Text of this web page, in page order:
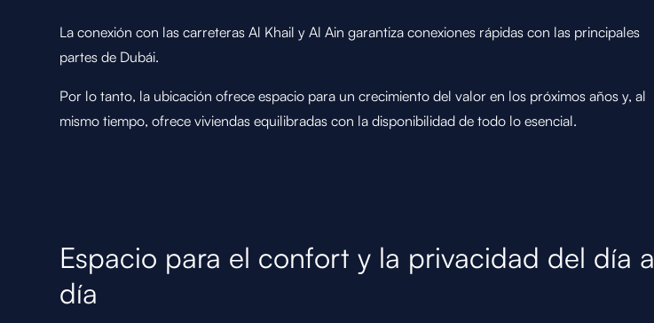
La conexión con las carreteras Al Khail y Al Ain garantiza conexiones rápidas con las principales
partes de Dubái.
Por lo tanto, la ubicación ofrece espacio para un crecimiento del valor en los próximos años y, al
mismo tiempo, ofrece viviendas equilibradas con la disponibilidad de todo lo esencial.
Espacio para el confort y la privacidad del día a
día